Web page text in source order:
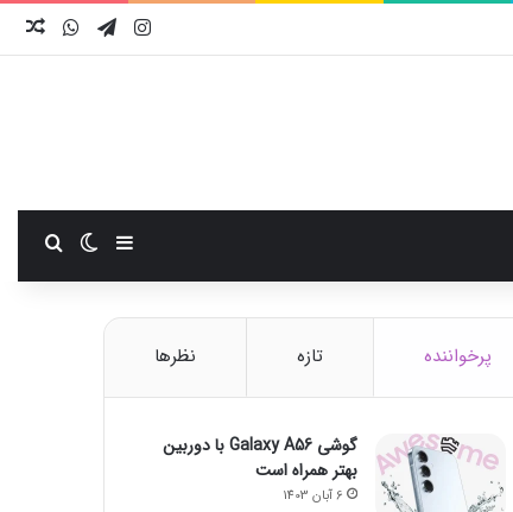
اینستاگرام
تلگرام واتس
سایدبارتغییر
پرخواننده تازه نظرها
گوشی Galaxy A56 با دوربین
بهتر همراه است
6 آبان 1403